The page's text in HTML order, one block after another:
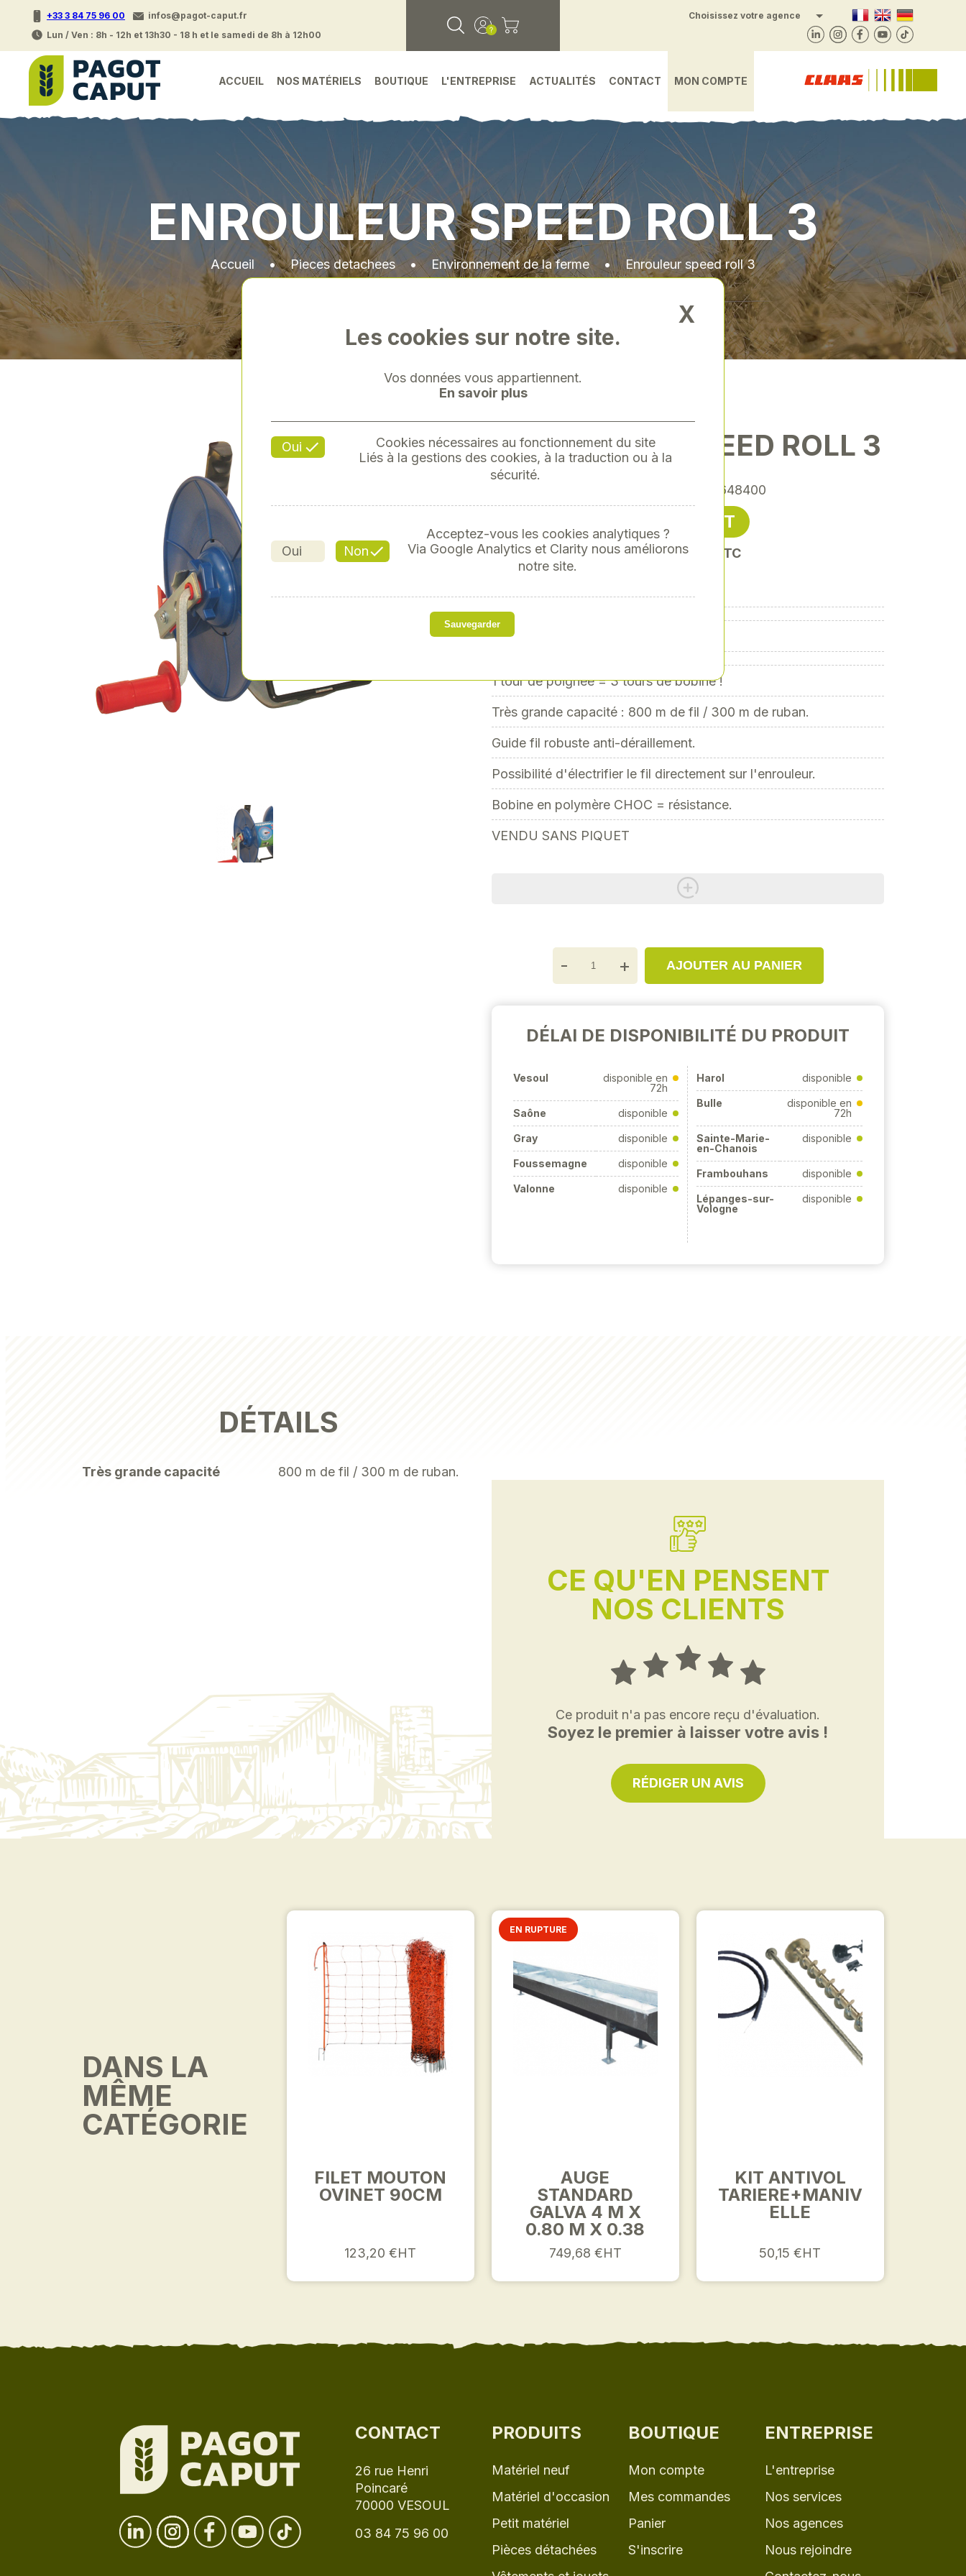
+33 3 84 75 96 00
infos@pagot-caput.fr
Lun / Ven : 8h - 12h et 13h30 - 18 h et le samedi de 8h à 12h00
Choisissez votre agence
Vesoul
Saône
Gray
Foussemagne
Valonne
Harol
Bulle
Sainte-Marie-en-Chanois
Frambouhans
Lépanges-sur-Vologne
Châtenois
ACCUEIL NOS MATÉRIELS BOUTIQUE L'ENTREPRISE ACTUALITÉS CONTACT MON COMPTE
ENROULEUR SPEED ROLL 3
Accueil •Pieces detachees• Environnement de la ferme• Enrouleur speed roll 3
ENROULEUR SPEED ROLL 3
: LAC-648400
74,98 € HT
soit 89,98 € TTC
Enrouleur démultiplié
1 tour de poignée = 3 tours de bobine !
Très grande capacité : 800 m de fil / 300 m de ruban.
Guide fil robuste anti-déraillement.
Possibilité d'électrifier le fil directement sur l'enrouleur.
Bobine en polymère CHOC = résistance.
VENDU SANS PIQUET
- + AJOUTER AU PANIER
DÉLAI DE DISPONIBILITÉ DU PRODUIT
Vesoul
disponible en
72h
Saône disponible
Gray disponible
Foussemagne disponible
Valonne disponible
Harol disponible
Bulle
disponible en
72h
Sainte-Marie-
en-Chanois
disponible
Frambouhans disponible
Lépanges-sur-
Vologne
disponible
DÉTAILS
Très grande capacité 800 m de fil / 300 m de ruban.
CE QU'EN PENSENT
NOS CLIENTS
Ce produit n'a pas encore reçu d'évaluation.
Soyez le premier à laisser votre avis !
RÉDIGER UN AVIS
DANS LA
MÊME
CATÉGORIE
FILET MOUTON
OVINET 90CM
123,20 €HT
AUGE
STANDARD
GALVA 4 M X
0.80 M X 0.38
749,68 €HT
EN RUPTURE
KIT ANTIVOL
TARIERE+MANIV
ELLE
50,15 €HT
CONTACT
26 rue Henri
Poincaré
70000 VESOUL
03 84 75 96 00
PRODUITS
Matériel neuf
Matériel d'occasion
Petit matériel
Pièces détachées
BOUTIQUE
Mon compte
Mes commandes
Panier
S'inscrire
ENTREPRISE
L'entreprise
Nos services
Nos agences
Nous rejoindre
X
Les cookies sur notre site.
Vos données vous appartiennent.
En savoir plus
Oui
Cookies nécessaires au fonctionnement du site
Liés à la gestions des cookies, à la traduction ou à la
sécurité.
Oui Non
Acceptez-vous les cookies analytiques ?
Via Google Analytics et Clarity nous améliorons
notre site.
Sauvegarder